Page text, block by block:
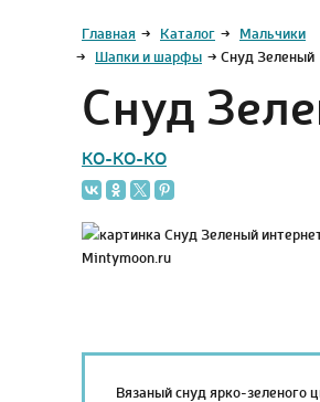
Главная → Каталог → Мальчики
→ Шапки и шарфы → Снуд Зеленый
Снуд
KO-KO-KO
Вязаный снуд ярко-зеленого